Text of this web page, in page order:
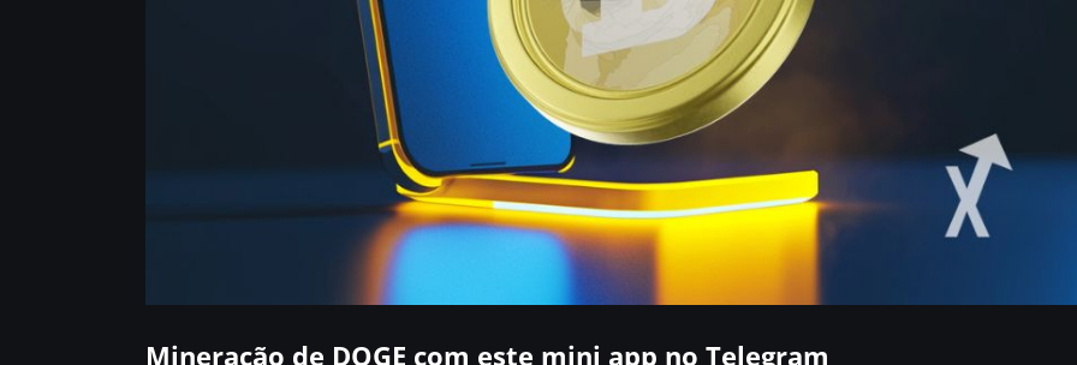
Mineração de DOGE com este mini app no Telegram